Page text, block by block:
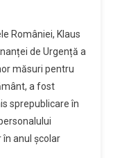
României, Klaus
de Urgență a
măsuri pentru
a fost
sprepublicare în
anul școlar